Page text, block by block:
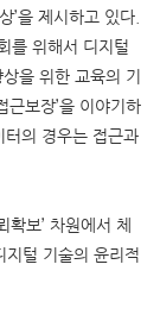
’을 제시하고 있다.
를 위해서 디지털
을 위한 교육의 기
근보장’을 이야기하
터의 경우는 접근과
보’ 차원에서 체
지털 기술의 윤리적